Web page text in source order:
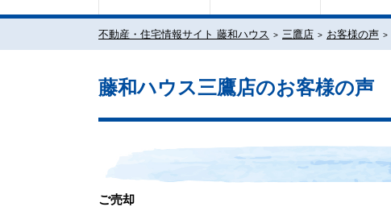
不動産・住宅情報サイト 藤和ハウス 三鷹店 お客様の声
藤和ハウス三鷹店のお客様の声
ご売却